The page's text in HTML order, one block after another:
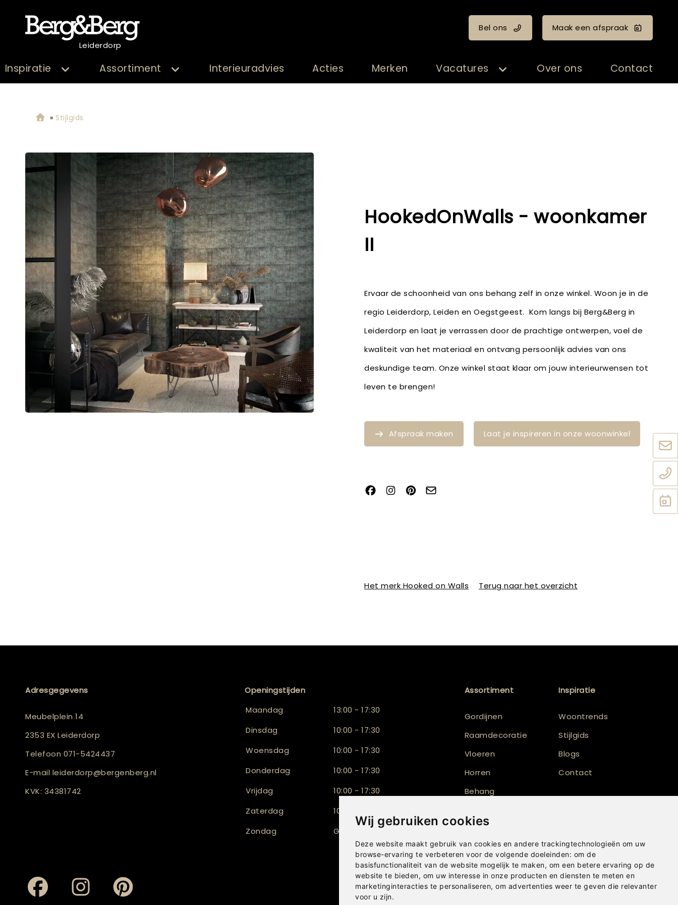
Wij gebruiken cookies
Deze website maakt gebruik van cookies en andere trackingtechnologieën om uw
browse-ervaring te verbeteren voor de volgende doeleinden: om de
basisfunctionaliteit van de website mogelijk te maken, om een betere ervaring op de
website te bieden, om uw interesse in onze producten en diensten te meten en
marketinginteracties te personaliseren, om advertenties weer te geven die relevanter
voor u zijn.
Leiderdorp
Bel ons Maak een afspraak
Inspiratie Assortiment Interieuradvies Acties Merken Vacatures Over ons Contact
» Stijlgids
HookedOnWalls - woonkamer
II
Ervaar de schoonheid van ons behang zelf in onze winkel. Woon je in de
regio Leiderdorp, Leiden en Oegstgeest. Kom langs bij Berg&Berg in
Leiderdorp en laat je verrassen door de prachtige ontwerpen, voel de
kwaliteit van het materiaal en ontvang persoonlijk advies van ons
deskundige team. Onze winkel staat klaar om jouw interieurwensen tot
leven te brengen!
Afspraak maken Laat je inspireren in onze woonwinkel
Het merk Hooked on Walls Terug naar het overzicht
Adresgegevens
Meubelplein 14
2353 EX Leiderdorp
Telefoon 071-5424437
E-mail leiderdorp@bergenberg.nl
KVK: 34381742
Openingstijden
Maandag
13:00 - 17:30
Dinsdag
10:00 - 17:30
Woensdag
10:00 - 17:30
Donderdag
10:00 - 17:30
Vrijdag
10:00 - 17:30
Zaterdag
10:00 - 17:00
Zondag
Gesloten
Assortiment
Gordijnen
Raamdecoratie
Vloeren
Horren
Behang
Shutters
Inspiratie
Woontrends
Stijlgids
Blogs
Contact